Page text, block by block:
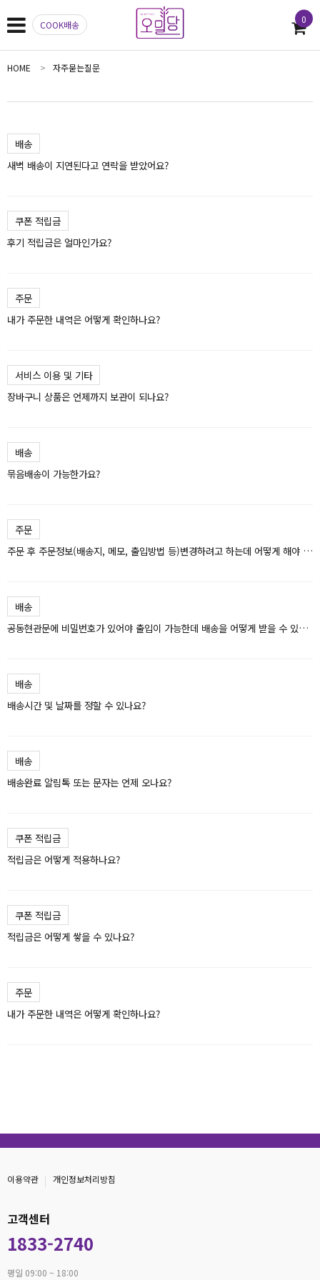
COOK배송 0
HOME 자주묻는질문
배송
새벽 배송이 지연된다고 연락을 받았어요?
쿠폰 적립금
후기 적립금은 얼마인가요?
주문
내가 주문한 내역은 어떻게 확인하나요?
서비스 이용 및 기타
장바구니 상품은 언제까지 보관이 되나요?
배송
묶음배송이 가능한가요?
주문
주문 후 주문정보(배송지, 메모, 출입방법 등)변경하려고 하는데 어떻게 해야 하나요?
배송
공동현관문에 비밀번호가 있어야 출입이 가능한데 배송을 어떻게 받을 수 있나요?
배송
배송시간 및 날짜를 정할 수 있나요?
배송
배송완료 알림톡 또는 문자는 언제 오나요?
쿠폰 적립금
적립금은 어떻게 적용하나요?
쿠폰 적립금
적립금은 어떻게 쌓을 수 있나요?
주문
내가 주문한 내역은 어떻게 확인하나요?
이용약관 개인정보처리방침
고객센터
1833-2740
평일 09:00 ~ 18:00